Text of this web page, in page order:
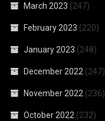
March 2023 (247)
February 2023 (220)
January 2023 (248)
December 2022 (247)
November 2022 (236)
October 2022 (232)